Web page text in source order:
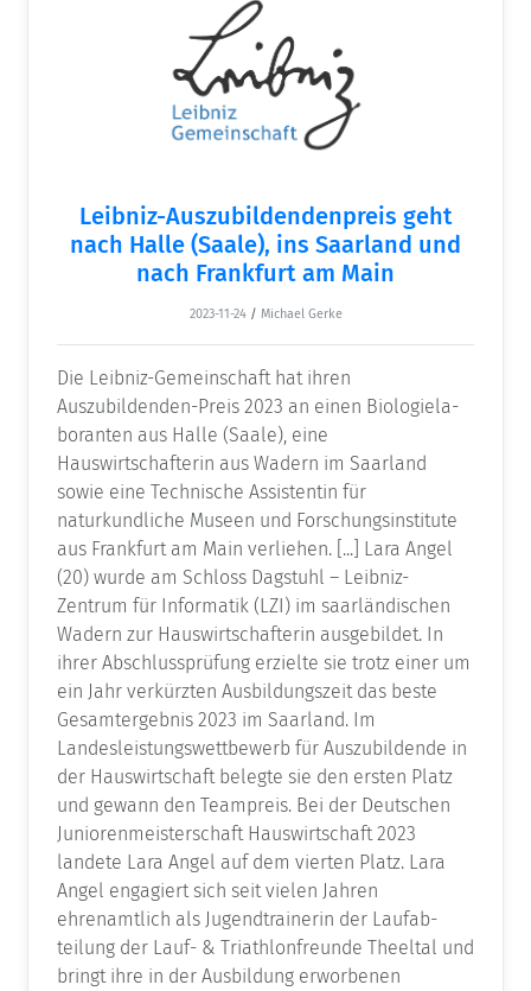
Leibniz-Auszubildendenpreis geht
nach Halle (Saale), ins Saarland und
nach Frankfurt am Main
2023-11-24 / Michael Gerke
Die Leibniz-Gemeinschaft hat ihren
Auszubildenden-Preis 2023 an einen Biologiela­
boranten aus Halle (Saale), eine
Hauswirtschafterin aus Wadern im Saarland
sowie eine Technische Assistentin für
naturkundliche Museen und Forschungsinstitute
aus Frankfurt am Main verliehen. [...] Lara Angel
(20) wurde am Schloss Dagstuhl – Leibniz-
Zentrum für Informatik (LZI) im saarländischen
Wadern zur Hauswirtschafterin ausgebildet. In
ihrer Abschlussprüfung er­zielte sie trotz einer um
ein Jahr verkürzten Ausbildungszeit das beste
Gesamtergebnis 2023 im Saarland. Im
Landesleistungswettbewerb für Auszubildende in
der Hauswirt­schaft belegte sie den ersten Platz
und gewann den Teampreis. Bei der Deutschen
Junio­renmeisterschaft Hauswirtschaft 2023
landete Lara Angel auf dem vierten Platz. Lara
Angel engagiert sich seit vielen Jahren
ehrenamtlich als Jugendtrainerin der Laufab­
teilung der Lauf- & Triathlonfreunde Theeltal und
bringt ihre in der Ausbildung erwor­benen